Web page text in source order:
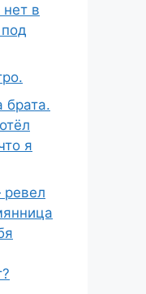
в
брата.
я